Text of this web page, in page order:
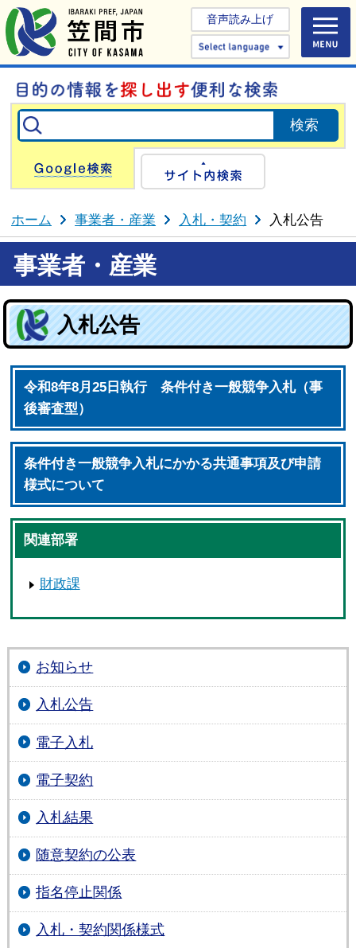
音声読み上げ
Select
Google検索
ホーム 事業者・産業 入札・契約 入札公告
事業者・産業
入札公告
令和8年8月25日執行 条件付き一般競争入札（事
後審査型）
条件付き一般競争入札にかかる共通事項及び申請
様式について
関連部署
財政課
お知らせ
入札公告
電子入札
電子契約
入札結果
随意契約の公表
指名停止関係
入札・契約関係様式